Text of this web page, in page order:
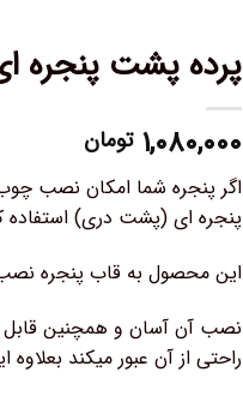
پرده پشت پنجره
۱,۰۸۰,۰۰۰ تومان
اگر پنجره شما امکان نصب چوب
پنجره ای (پشت دری) استفاده
این محصول به قاب پنجره
نصب آن آسان و همچنین قابل
راحتی از آن عبور میکند بعلاوه